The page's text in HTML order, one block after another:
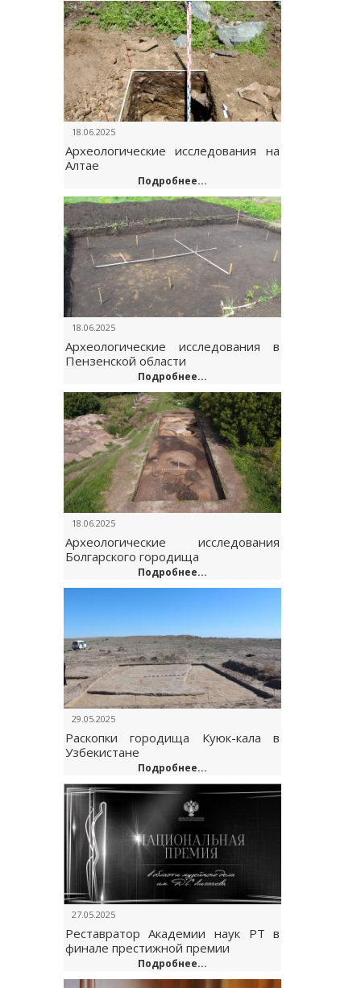
18.06.2025
Археологические исследования на
Алтае
Подробнее...
18.06.2025
Археологические исследования в
Пензенской области
Подробнее...
18.06.2025
Археологические исследования
Болгарского городища
Подробнее...
29.05.2025
Раскопки городища Куюк-кала в
Узбекистане
Подробнее...
27.05.2025
Реставратор Академии наук РТ в
финале престижной премии
Подробнее...